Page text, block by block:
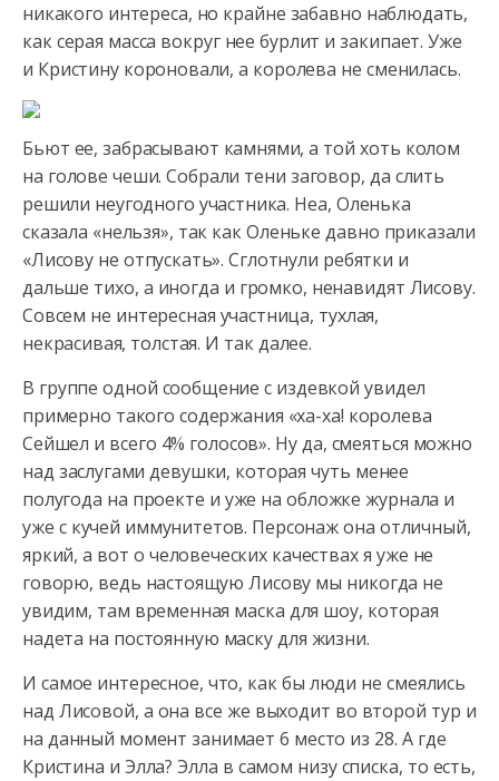
никакого интереса, но крайне забавно наблюдать,
как серая масса вокруг нее бурлит и закипает. Уже
и Кристину короновали, а королева не сменилась.
Бьют ее, забрасывают камнями, а той хоть колом
на голове чеши. Собрали тени заговор, да слить
решили неугодного участника. Неа, Оленька
сказала «нельзя», так как Оленьке давно приказали
«Лисову не отпускать». Сглотнули ребятки и
дальше тихо, а иногда и громко, ненавидят Лисову.
Совсем не интересная участница, тухлая,
некрасивая, толстая. И так далее.
В группе одной сообщение с издевкой увидел
примерно такого содержания «ха-ха! королева
Сейшел и всего 4% голосов». Ну да, смеяться можно
над заслугами девушки, которая чуть менее
полугода на проекте и уже на обложке журнала и
уже с кучей иммунитетов. Персонаж она отличный,
яркий, а вот о человеческих качествах я уже не
говорю, ведь настоящую Лисову мы никогда не
увидим, там временная маска для шоу, которая
надета на постоянную маску для жизни.
И самое интересное, что, как бы люди не смеялись
над Лисовой, а она все же выходит во второй тур и
на данный момент занимает 6 место из 28. А где
Кристина и Элла? Элла в самом низу списка, то есть,